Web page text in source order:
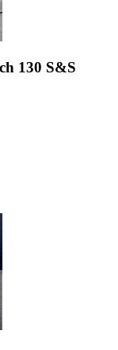
130 S&S